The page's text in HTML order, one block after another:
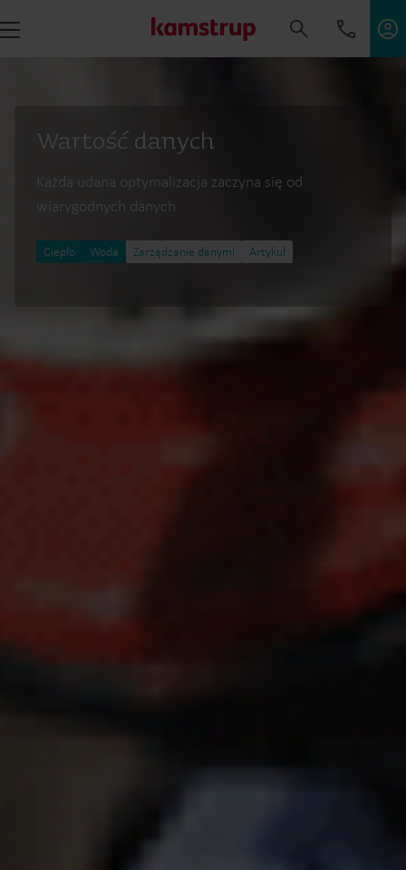
Wartość danych
Każda udana optymalizacja zaczyna się od
wiarygodnych danych
Ciepło Woda Zarządzanie danymi Artykuł